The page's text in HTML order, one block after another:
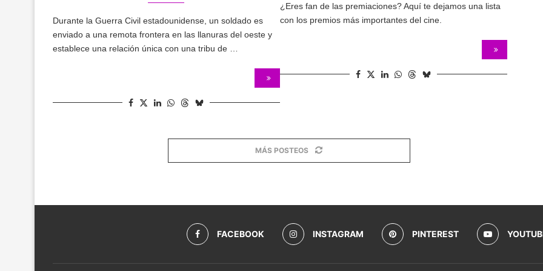
Durante la Guerra Civil estadounidense, un soldado es
enviado a una remota frontera en las llanuras del oeste y
establece una relación única con una tribu de …
¿Eres fan de las premiaciones? Aquí te dejamos una lista
con los premios más importantes del cine.
MÁS POSTEOS
FACEBOOK INSTAGRAM PINTEREST